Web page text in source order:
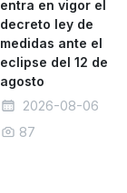
entra en vigor el
decreto ley de
medidas ante el
eclipse del 12 de
agosto
2026-08-06
87